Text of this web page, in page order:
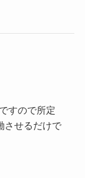
すので所定
させるだけで